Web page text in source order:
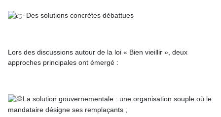
Des solutions concrètes débattues
Lors des discussions autour de la loi « Bien vieillir », deux
approches principales ont émergé :
La solution gouvernementale : une organisation souple où le
mandataire désigne ses remplaçants ;